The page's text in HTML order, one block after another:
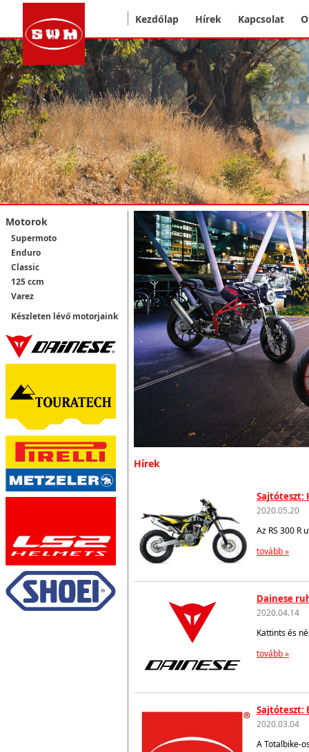
Kezdőlap Hírek Kapcsolat
Motorok
Supermoto
Enduro
Classic
125 ccm
Varez
Készleten lévő motorjaink
Hírek
Sajtóteszt:
2020.05.20
Az RS 300 R
tovább »
Dainese
2020.04.14
Kattints és
tovább »
Sajtóteszt:
2020.03.04
A Totalbike-